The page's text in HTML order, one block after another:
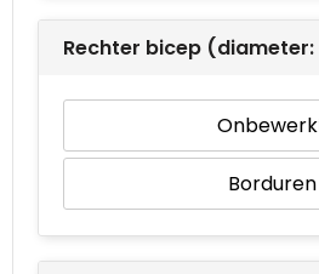
Rechter bicep
Borduren